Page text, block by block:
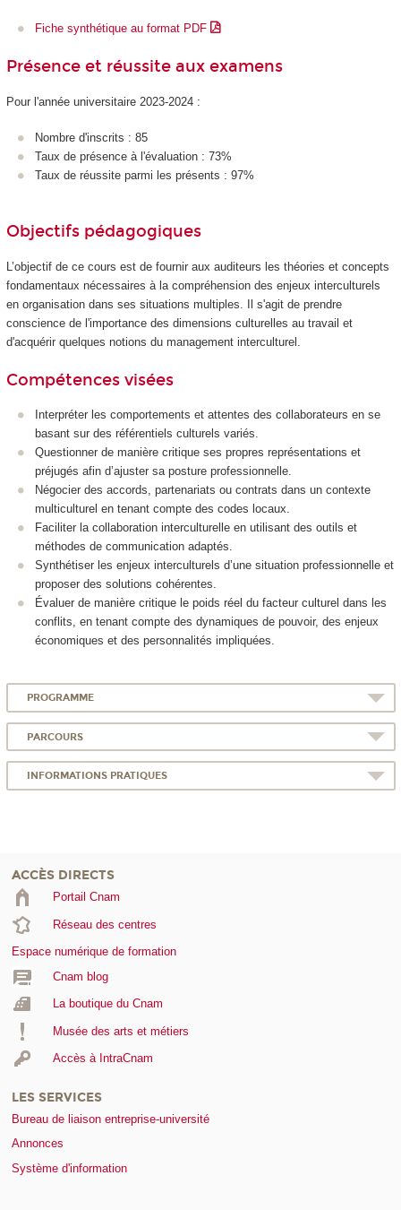
Fiche synthétique au format PDF
Présence et réussite aux examens
Pour l'année universitaire 2023-2024 :
Nombre d'inscrits : 85
Taux de présence à l'évaluation : 73%
Taux de réussite parmi les présents : 97%
Objectifs pédagogiques
L’objectif de ce cours est de fournir aux auditeurs les théories et concepts
fondamentaux nécessaires à la compréhension des enjeux interculturels
en organisation dans ses situations multiples. Il s'agit de prendre
conscience de l'importance des dimensions culturelles au travail et
d'acquérir quelques notions du management interculturel.
Compétences visées
Interpréter les comportements et attentes des collaborateurs en se
basant sur des référentiels culturels variés.
Questionner de manière critique ses propres représentations et
préjugés afin d’ajuster sa posture professionnelle.
Négocier des accords, partenariats ou contrats dans un contexte
multiculturel en tenant compte des codes locaux.
Faciliter la collaboration interculturelle en utilisant des outils et
méthodes de communication adaptés.
Synthétiser les enjeux interculturels d’une situation professionnelle et
proposer des solutions cohérentes.
Évaluer de manière critique le poids réel du facteur culturel dans les
conflits, en tenant compte des dynamiques de pouvoir, des enjeux
économiques et des personnalités impliquées.
PROGRAMME
PARCOURS
INFORMATIONS PRATIQUES
ACCÈS DIRECTS
Portail Cnam
Réseau des centres
Espace numérique de formation
Cnam blog
La boutique du Cnam
Musée des arts et métiers
Accès à IntraCnam
LES SERVICES
Bureau de liaison entreprise-université
Annonces
Système d'information